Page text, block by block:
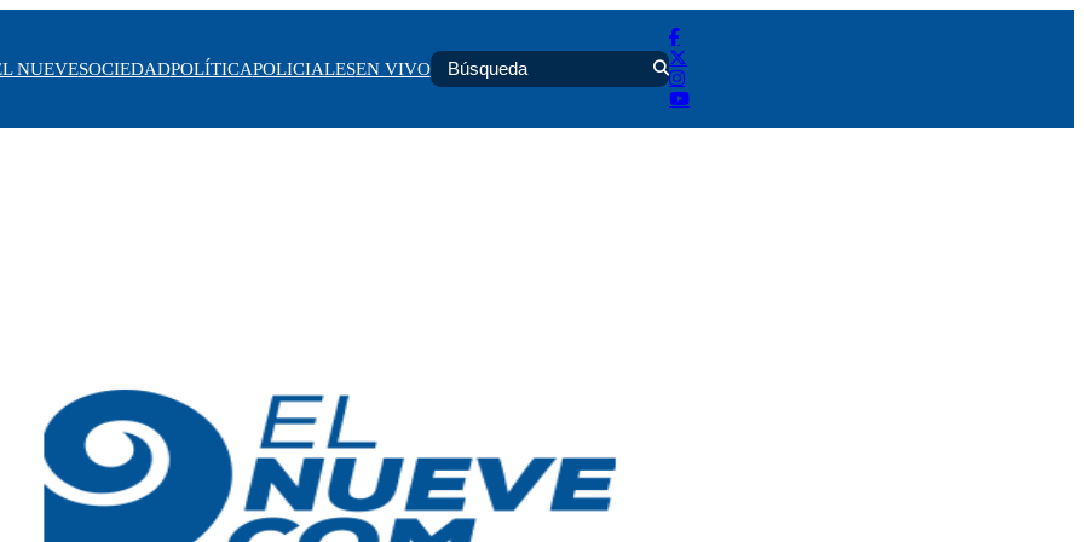
NUEVESOCIEDADPOLÍTICAPOLICIALESEN VIVO